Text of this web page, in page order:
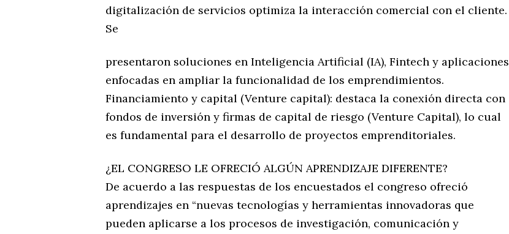
digitalización de servicios optimiza la interacción comercial con el cliente.
Se
presentaron soluciones en Inteligencia Artificial (IA), Fintech y aplicaciones
enfocadas en ampliar la funcionalidad de los emprendimientos.
Financiamiento y capital (Venture capital): destaca la conexión directa con
fondos de inversión y firmas de capital de riesgo (Venture Capital), lo cual
es fundamental para el desarrollo de proyectos emprenditoriales.
¿EL CONGRESO LE OFRECIÓ ALGÚN APRENDIZAJE DIFERENTE?
De acuerdo a las respuestas de los encuestados el congreso ofreció
aprendizajes en “nuevas tecnologías y herramientas innovadoras que
pueden aplicarse a los procesos de investigación, comunicación y